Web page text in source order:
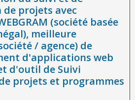
basée à Dakar-Sénégal),
/ agence) de développement
et d'outil de Suivi évaluation de
Afrique
projets avec
(société basée
meilleure
/ agence) de
d'applications web
d'outil de Suivi
projets et programmes